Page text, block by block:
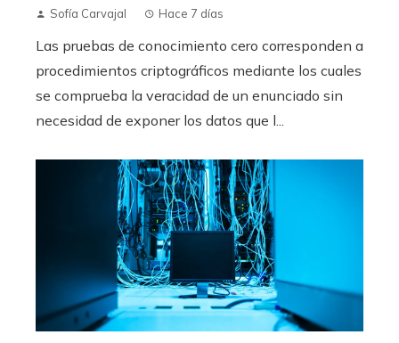
Sofía Carvajal Hace 7 días
Las pruebas de conocimiento cero corresponden a
procedimientos criptográficos mediante los cuales
se comprueba la veracidad de un enunciado sin
necesidad de exponer los datos que l...